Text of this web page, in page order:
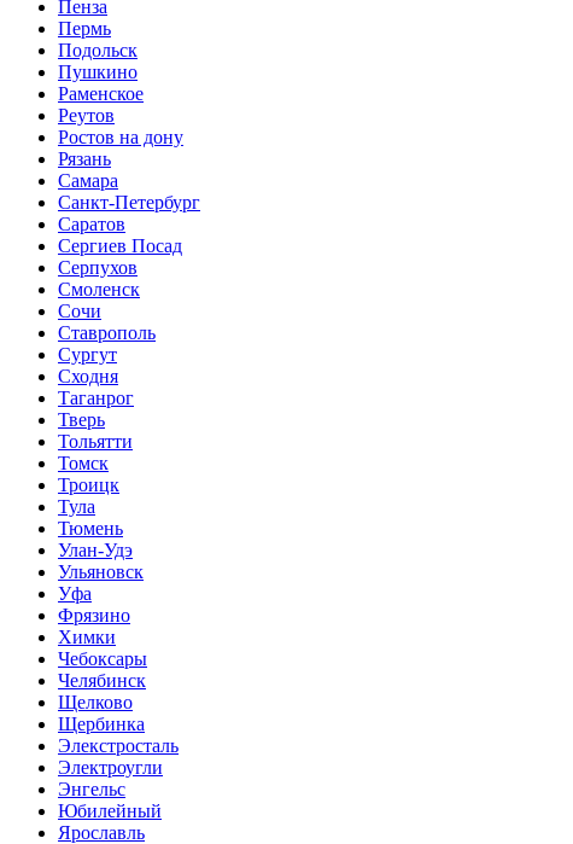
Пенза
Пермь
Подольск
Пушкино
Раменское
Реутов
Ростов на дону
Рязань
Самара
Санкт-Петербург
Саратов
Сергиев Посад
Серпухов
Смоленск
Сочи
Ставрополь
Сургут
Сходня
Таганрог
Тверь
Тольятти
Томск
Троицк
Тула
Тюмень
Улан-Удэ
Ульяновск
Уфа
Фрязино
Химки
Чебоксары
Челябинск
Щелково
Щербинка
Элекстросталь
Электроугли
Энгельс
Юбилейный
Ярославль